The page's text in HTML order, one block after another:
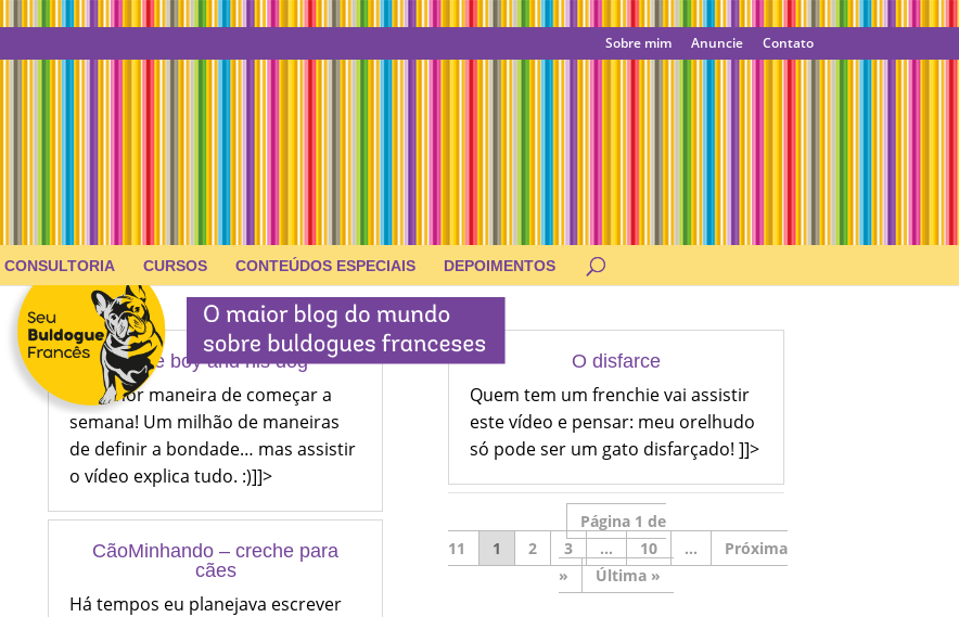
Sobre mim Anuncie Contato
CONSULTORIA CURSOS CONTEÚDOS ESPECIAIS DEPOIMENTOS
Little boy and his dog
A melhor maneira de começar a
semana! Um milhão de maneiras
de definir a bondade… mas assistir
o vídeo explica tudo. :)]]>
CãoMinhando – creche para
cães
Há tempos eu planejava escrever
O disfarce
Quem tem um frenchie vai assistir
este vídeo e pensar: meu orelhudo
só pode ser um gato disfarçado! ]]>
Página 1 de
11
1 2 3 ... 10
...
»
Última »